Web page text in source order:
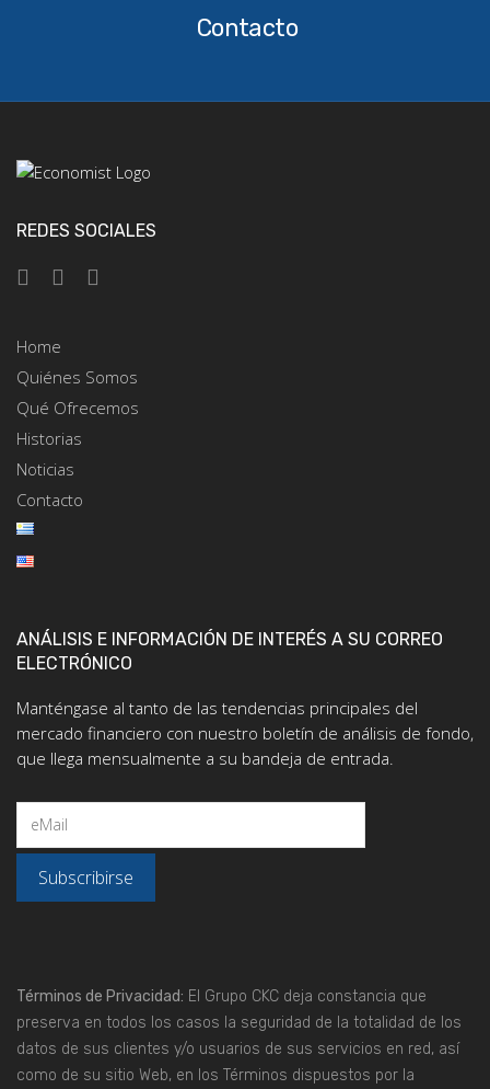
Contacto
REDES SOCIALES
Home
Quiénes Somos
Qué Ofrecemos
Historias
Noticias
Contacto
ANÁLISIS E INFORMACIÓN DE INTERÉS A SU CORREO
ELECTRÓNICO
Manténgase al tanto de las tendencias principales del
mercado financiero con nuestro boletín de análisis de fondo,
que llega mensualmente a su bandeja de entrada.
Términos de Privacidad: El Grupo CKC deja constancia que
preserva en todos los casos la seguridad de la totalidad de los
datos de sus clientes y/o usuarios de sus servicios en red, así
como de su sitio Web, en los Términos dispuestos por la